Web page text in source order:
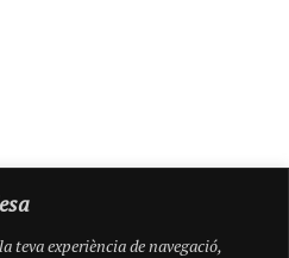
experiència de navegació,